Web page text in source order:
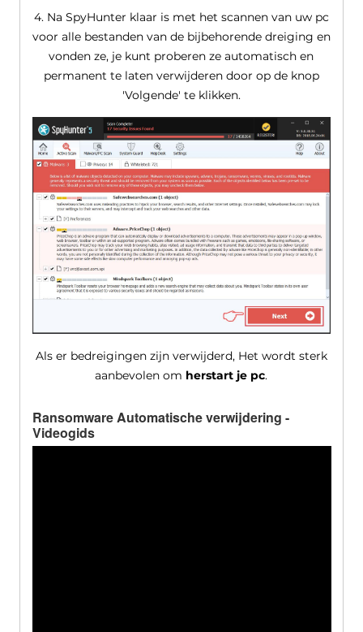
4. Na SpyHunter klaar is met het scannen van uw pc
voor alle bestanden van de bijbehorende dreiging en
vonden ze, je kunt proberen ze automatisch en
permanent te laten verwijderen door op de knop
'Volgende' te klikken.
Als er bedreigingen zijn verwijderd, Het wordt sterk
aanbevolen om herstart je pc.
Ransomware Automatische verwijdering -
Videogids